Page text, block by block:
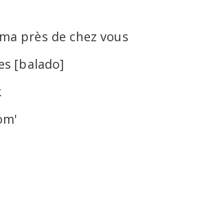
près de chez vous
[balado]